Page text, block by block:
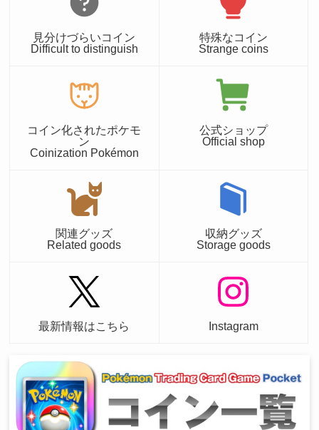
見分けづらいコイン
Difficult to distinguish
特殊なコイン
Strange coins
コイン化されたポケモ
ン
Coinization Pokémon
公式ショップ
Official shop
関連グッズ
Related goods
収納グッズ
Storage goods
最新情報はこちら Instagram